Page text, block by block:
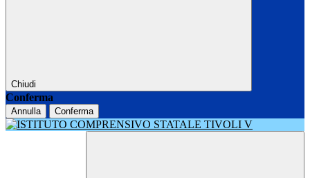
Chiudi
Conferma
Annulla Conferma